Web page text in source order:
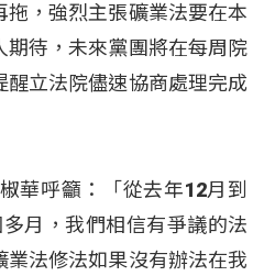
拖，強烈主張礦業法要在本
期待，未來黨團將在每周院
醒立法院儘速協商處理完成
華呼籲：「從去年12月到
月，我們相信有爭議的法
法修法如果沒有辦法在我